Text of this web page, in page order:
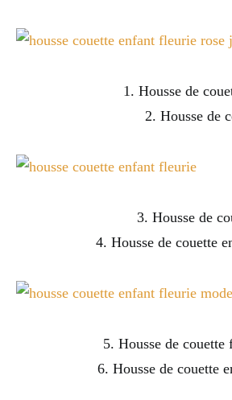
1. Housse de
2. Housse de
3. Housse de
4. Housse de couette
5. Housse de couette
6. Housse de couette